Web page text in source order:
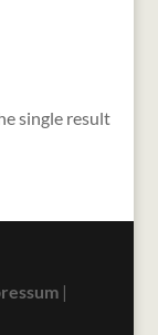
single result
|